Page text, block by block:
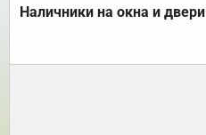
Наличники на окна и двери